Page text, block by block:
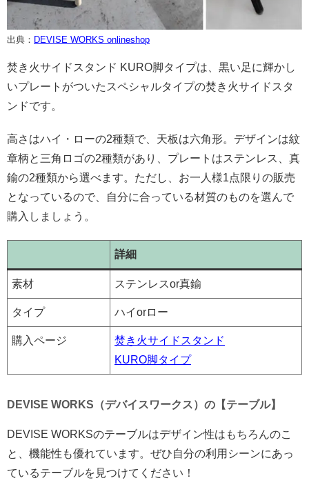
出典： DEVISE WORKS onlineshop
焚き火サイドスタンド KURO脚タイプは、黒い足に輝かし
いプレートがついたスペシャルタイプの焚き火サイドスタ
ンドです。
高さはハイ・ローの2種類で、天板は六角形。デザインは紋
章柄と三角ロゴの2種類があり、プレートはステンレス、真
鍮の2種類から選べます。ただし、お一人様1点限りの販売
となっているので、自分に合っている材質のものを選んで
購入しましょう。
詳細
素材 ステンレスor真鍮
タイプ ハイorロー
購入ページ
焚き火サイドスタンド
KURO脚タイプ
DEVISE WORKS（デバイスワークス）の【テーブル】
DEVISE WORKSのテーブルはデザイン性はもちろんのこ
と、機能性も優れています。ぜひ自分の利用シーンにあっ
ているテーブルを見つけてください！